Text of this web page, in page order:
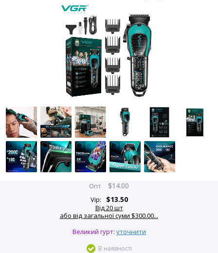
Опт $14.00
Vip: $13.50
Від 20 шт
або від загальної суми $300.00...
Великий гурт: уточнити
В наявності